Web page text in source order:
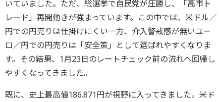
いていました。ただ、総選挙で自民党が圧勝し、「高市ト
レード」再開動きが強まっています。この中では、米ドル／
円での円売りは仕掛けにくい一方、介入警戒感が無いユー
ロ／円での円売りは「安全策」として選ばれやすくなりま
す。その結果、1月23日のレートチェック前の流れへ回帰し
やすくなってきました。
既に、史上最高値186.871円が視野に入ってきました。米ド